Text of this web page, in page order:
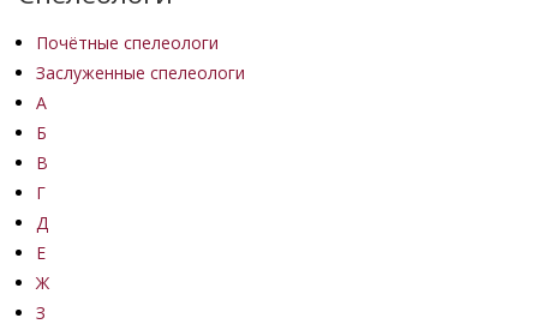
Почётные спелеологи
Заслуженные спелеологи
А
Б
В
Г
Д
Е
Ж
З